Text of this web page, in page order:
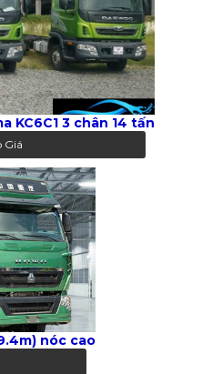
KC6C1 3 chân 14 tấn
Giá
nóc cao